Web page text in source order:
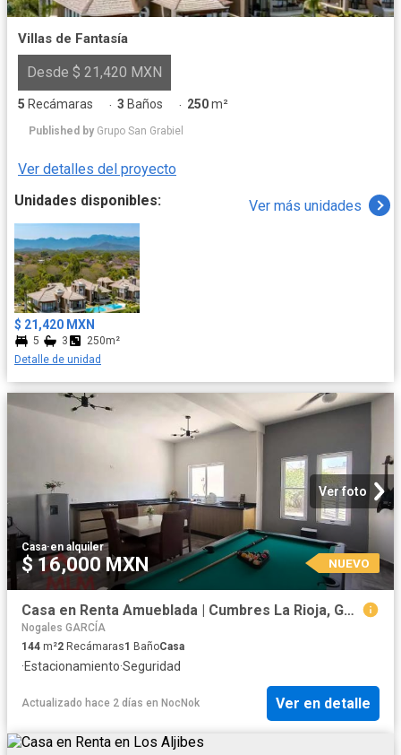
Villas de Fantasía
Desde $ 21,420 MXN
5 Recámaras · 3 Baños · 250m²
Published by Grupo San Grabiel
Ver detalles del proyecto
Unidades disponibles:
Ver más unidades
$ 21,420 MXN
5 3
250m²
Detalle de unidad
Ver foto
Casa·en alquiler
$ 16,000 MXN NUEVO
Casa en Renta Amueblada | Cumbres La Rioja, García
Nogales GARCÍA
144 m²2 Recámaras1 BañoCasa
·Estacionamiento·Seguridad
Actualizado hace 2 días en NocNok Ver en detalle